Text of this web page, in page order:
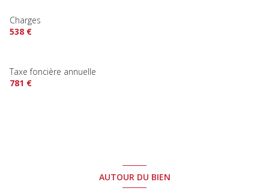
Charges
538 €
Taxe foncière annuelle
781 €
AUTOUR DU BIEN